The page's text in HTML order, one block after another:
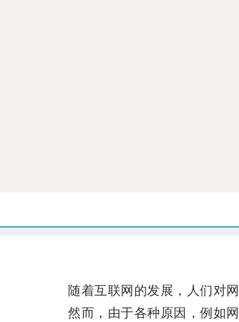
随着互联网的发展，人们对网
然而，由于各种原因，例如网